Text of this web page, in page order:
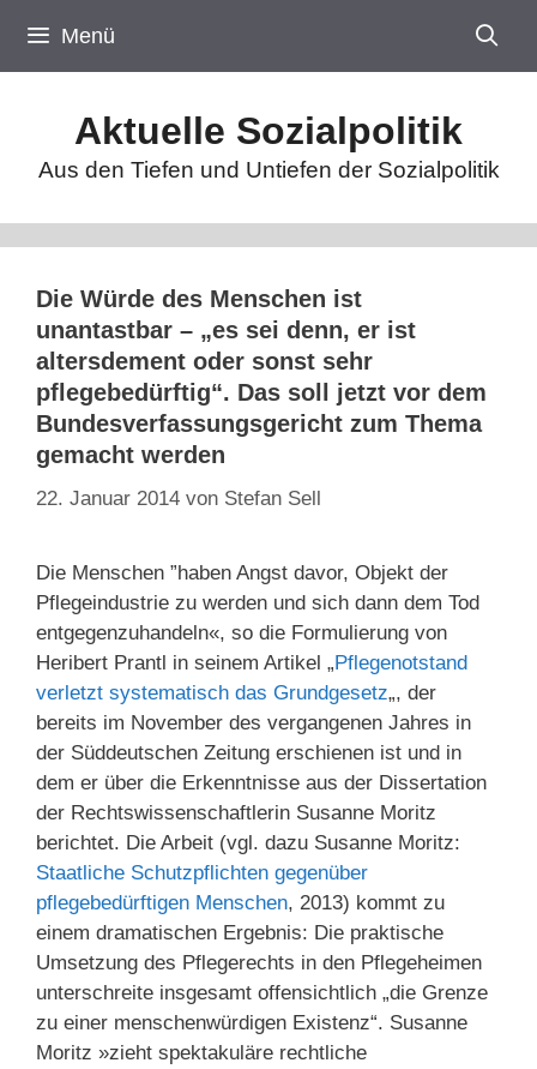
Inhalt
springen
Menü
Aktuelle Sozialpolitik
Aus den Tiefen und Untiefen der Sozialpolitik
Die Würde des Menschen ist
unantastbar – „es sei denn, er ist
altersdement oder sonst sehr
pflegebedürftig“. Das soll jetzt vor dem
Bundesverfassungsgericht zum Thema
gemacht werden
22. Januar 2014 von Stefan Sell
Die Menschen ”haben Angst davor, Objekt der
Pflegeindustrie zu werden und sich dann dem Tod
entgegenzuhandeln«, so die Formulierung von
Heribert Prantl in seinem Artikel „Pflegenotstand
verletzt systematisch das Grundgesetz„, der
bereits im November des vergangenen Jahres in
der Süddeutschen Zeitung erschienen ist und in
dem er über die Erkenntnisse aus der Dissertation
der Rechtswissenschaftlerin Susanne Moritz
berichtet. Die Arbeit (vgl. dazu Susanne Moritz:
Staatliche Schutzpflichten gegenüber
pflegebedürftigen Menschen, 2013) kommt zu
einem dramatischen Ergebnis: Die praktische
Umsetzung des Pflegerechts in den Pflegeheimen
unterschreite insgesamt offensichtlich „die Grenze
zu einer menschenwürdigen Existenz“. Susanne
Moritz »zieht spektakuläre rechtliche